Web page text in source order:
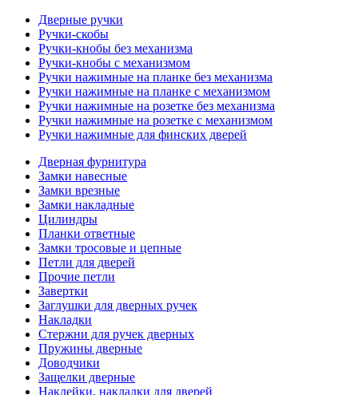
Дверные ручки
Ручки-скобы
Ручки-кнобы без механизма
Ручки-кнобы с механизмом
Ручки нажимные на планке без механизма
Ручки нажимные на планке с механизмом
Ручки нажимные на розетке без механизма
Ручки нажимные на розетке с механизмом
Ручки нажимные для финских дверей
Дверная фурнитура
Замки навесные
Замки врезные
Замки накладные
Цилиндры
Планки ответные
Замки тросовые и цепные
Петли для дверей
Прочие петли
Завертки
Заглушки для дверных ручек
Накладки
Стержни для ручек дверных
Пружины дверные
Доводчики
Защелки дверные
Наклейки, накладки для дверей